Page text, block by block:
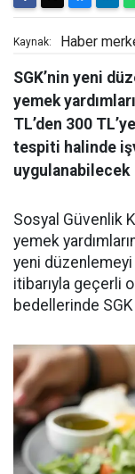
Kaynak: Haber
SGK’nin yeni
yemek
TL’den 300
tespiti halinde
uygulanabilecek
Sosyal Güvenlik
yemek
yeni
itibarıyla geçerli
bedellerinde